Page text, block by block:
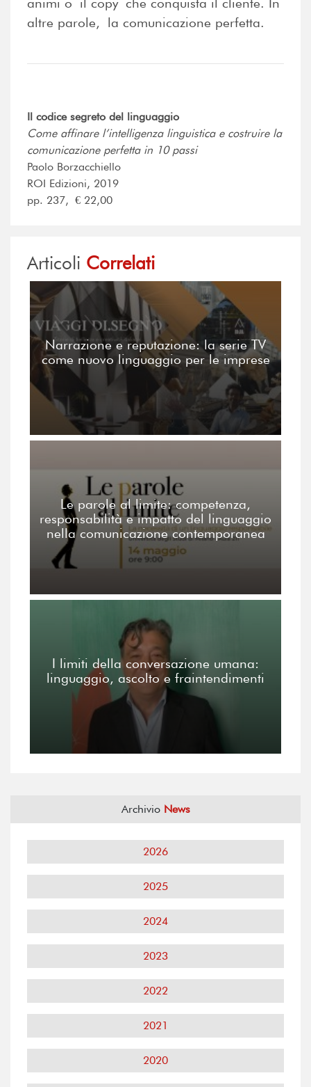
altre parole, la comunicazione perfetta.
Il codice segreto del linguaggio
Come affinare l’intelligenza linguistica e costruire la
comunicazione perfetta in 10 passi
Paolo Borzacchiello
ROI Edizioni, 2019
pp. 237, € 22,00
Articoli Correlati
Narrazione e reputazione: la serie TV
come nuovo linguaggio per le imprese
Le parole al limite: competenza,
responsabilità e impatto del linguaggio
nella comunicazione contemporanea
I limiti della conversazione umana:
linguaggio, ascolto e fraintendimenti
Archivio News
2026
2025
2024
2023
2022
2021
2020